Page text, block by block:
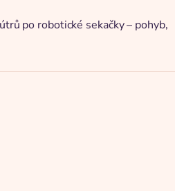
po robotické sekačky – pohyb,